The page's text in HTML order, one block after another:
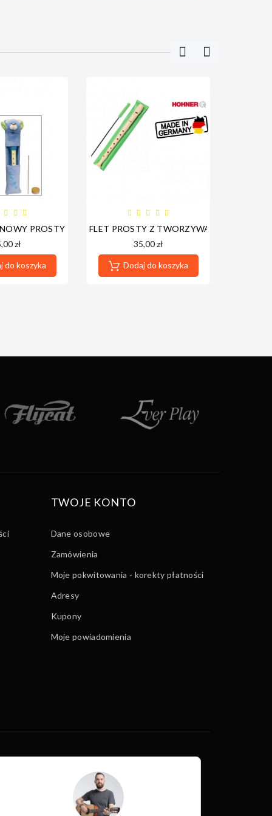
N
PROSTY NIEBIESKI MIŚ - ŚWIETNA JAKOŚĆ!
zł
do koszyka
FLET PROSTY Z TWORZYWA HOHNER
35,00 zł
Dodaj do koszyka
TWOJE KONTO
Dane osobowe
Zamówienia
Moje pokwitowania - korekty płatności
Adresy
Kupony
Moje powiadomienia